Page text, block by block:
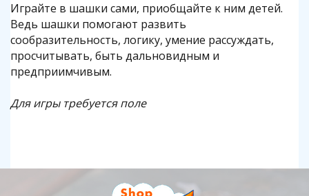
Играйте в шашки сами, приобщайте к ним детей.
Ведь шашки помогают развить
сообразительность, логику, умение рассуждать,
просчитывать, быть дальновидным и
предприимчивым.
Для игры требуется поле